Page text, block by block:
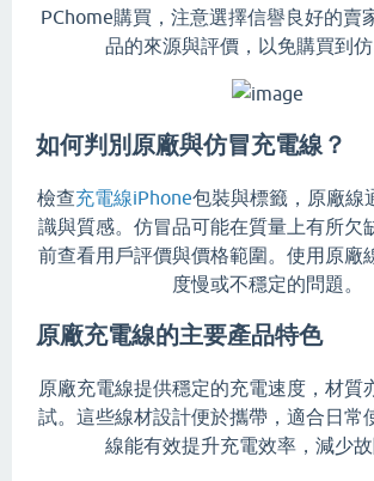
PChome購買，注意選擇信譽良好的賣
品的來源與評價，以免購買到仿
如何判別原廠與仿冒充電線？
檢查充電線iPhone包裝與標籤，原廠線
識與質感。仿冒品可能在質量上有所欠
前查看用戶評價與價格範圍。使用原廠
度慢或不穩定的問題。
原廠充電線的主要產品特色
原廠充電線提供穩定的充電速度，材質
試。這些線材設計便於攜帶，適合日常
線能有效提升充電效率，減少故